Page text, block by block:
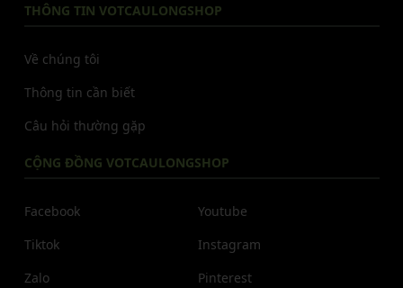
THÔNG TIN VOTCAULONGSHOP
Về chúng tôi
Thông tin cần biết
Câu hỏi thường gặp
CỘNG ĐỒNG VOTCAULONGSHOP
Facebook
Tiktok
Zalo
Youtube
Instagram
Pinterest